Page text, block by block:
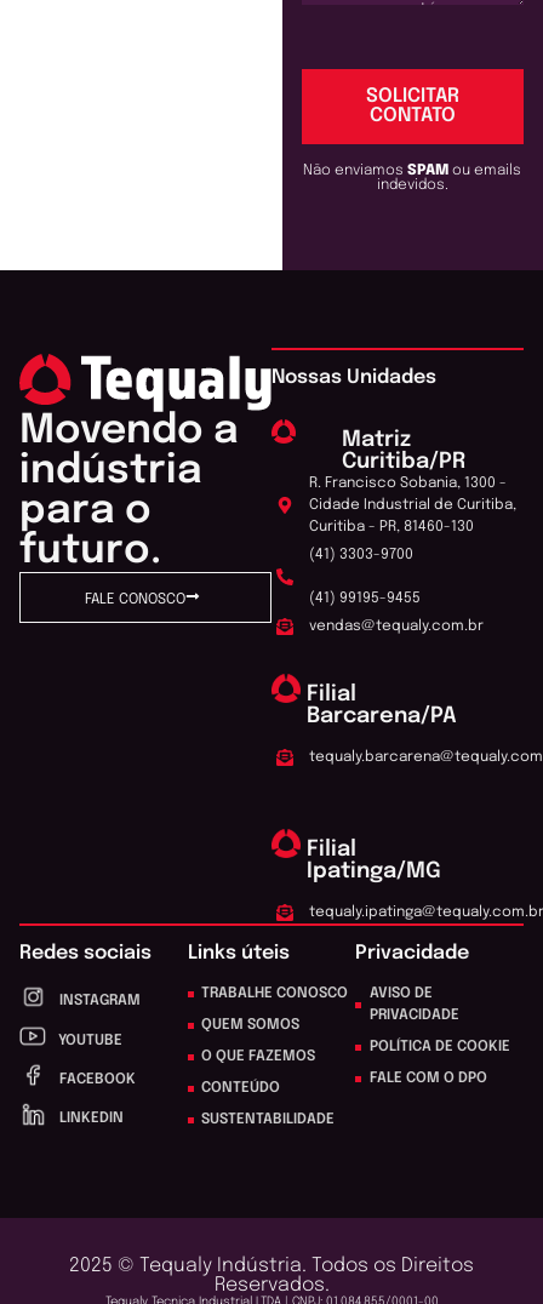
SOLICITAR
CONTATO
Não enviamosSPAMou emails
indevidos.
Movendo a
indústria
para o
futuro.
FALE CONOSCO
Nossas Unidades
Matriz
Curitiba/PR
R. Francisco Sobania, 1300 -
Cidade Industrial de Curitiba,
Curitiba - PR, 81460-130
(41) 3303-9700
(41) 99195-9455
vendas@tequaly.com.br
Filial
Barcarena/PA
Filial
Ipatinga/MG
tequaly.ipatinga@tequaly.com.br
Redes sociais
INSTAGRAM
YOUTUBE
FACEBOOK
LINKEDIN
Links úteis
TRABALHE CONOSCO
QUEM SOMOS
O QUE FAZEMOS
CONTEÚDO
SUSTENTABILIDADE
Privacidade
AVISO DE
PRIVACIDADE
POLÍTICA DE COOKIE
FALE COM O DPO
2025 © Tequaly Indústria. Todos os Direitos
Reservados.